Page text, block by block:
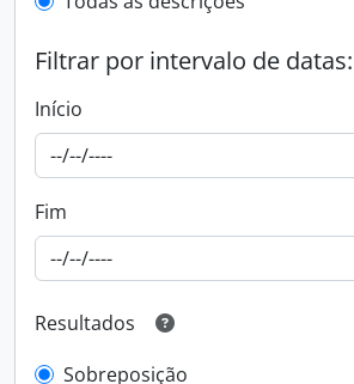
Filtrar por intervalo de datas:
Início
Fim
Resultados
Sobreposição